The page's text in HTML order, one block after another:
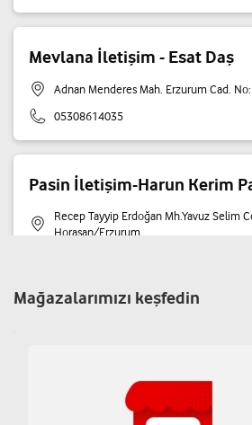
Mevlana İletişim - Esat Daş
Adnan Menderes Mah. Erzurum Cad.
05308614035
Pasin İletişim-Harun Kerim
Recep Tayyip Erdoğan Mh.Yavuz Selim
Horasan/Erzurum
Mağazalarımızı keşfedin